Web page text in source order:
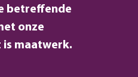
betreffende
onze
maatwerk.